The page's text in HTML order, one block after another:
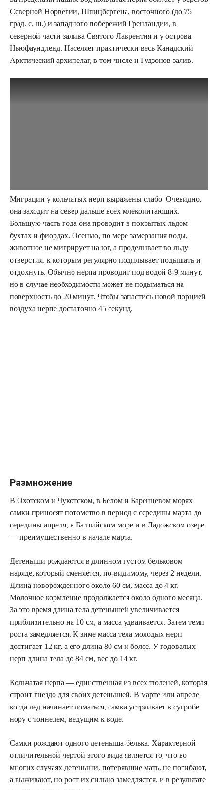
Северной Норвегии, Шпицбергена, восточного (до 75
град. с. ш.) и западного побережий Гренландии, в
северной части залива Святого Лаврентия и у острова
Ньюфаундленд. Населяет практически весь Канадский
Арктический архипелаг, в том числе и Гудзонов залив.
Миграции у кольчатых нерп выражены слабо. Очевидно,
она заходит на север дальше всех млекопитающих.
Большую часть года она проводит в покрытых льдом
бухтах и фиордах. Осенью, по мере замерзания воды,
животное не мигрирует на юг, а проделывает во льду
отверстия, к которым регулярно подплывает подышать и
отдохнуть. Обычно нерпа проводит под водой 8-9 минут,
но в случае необходимости может не подыматься на
поверхность до 20 минут. Чтобы запастись новой порцией
воздуха нерпе достаточно 45 секунд.
Размножение
В Охотском и Чукотском, в Белом и Баренцевом морях
самки приносят потомство в период с середины марта до
середины апреля, в Балтийском море и в Ладожском озере
— преимущественно в начале марта.
Детеныши рождаются в длинном густом бельковом
наряде, который сменяется, по-видимому, через 2 недели.
Длина новорожденного около 60 см, масса до 4 кг.
Молочное кормление продолжается около одного месяца.
За это время длина тела детенышей увеличивается
приблизительно на 10 см, а масса удваивается. Затем темп
роста замедляется. К зиме масса тела молодых нерп
достигает 12 кг, а его длина 80 см и более. У годовалых
нерп длина тела до 84 см, вес до 14 кг.
Кольчатая нерпа — единственная из всех тюленей, которая
строит гнездо для своих детенышей. В марте или апреле,
когда лед начинает ломаться, самка устраивает в сугробе
нору с тоннелем, ведущим к воде.
Самки рождают одного детеныша-белька. Характерной
отличительной чертой этого вида является то, что во
многих случаях детеныши, потерявшие мать, не погибают,
а выживают, но рост их сильно замедляется, и в результате